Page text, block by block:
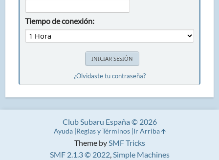
Tiempo de conexión:
¿Olvidaste tu contraseña?
Theme bySMF Tricks
SMF 2.1.3 © 2022,Simple Machines
Club Subaru España © 2026
Ayuda Reglas y Términos Ir Arriba